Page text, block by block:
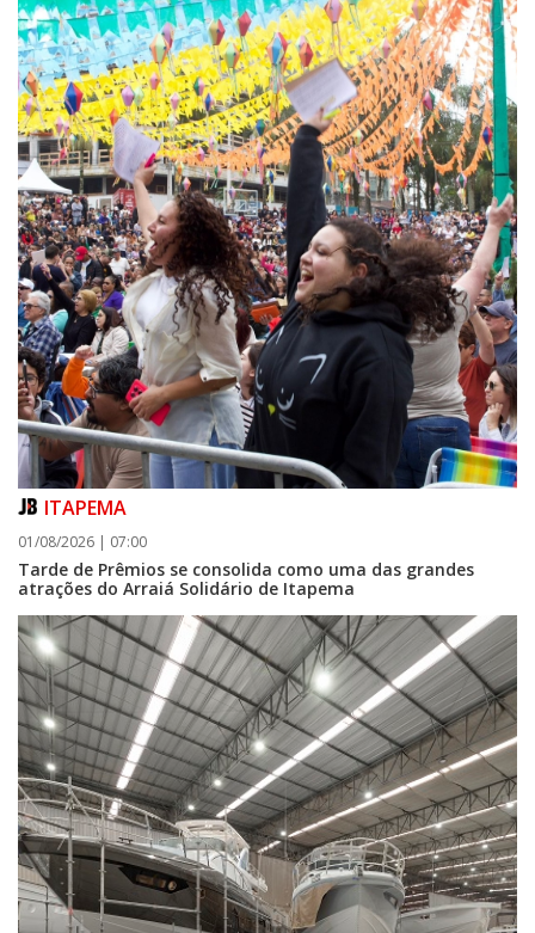
06/08/2026 | 07:00
Camboriú inicia obra que ampliará conexão entre vias e reforçará
mobilidade urbana
PORTO BELO
06/08/2026 | 07:00
Porto Belo abre inscrições para entidades da sociedade civil participarem
da composição do Conselho Municipal da Habitação
ITAPEMA
01/08/2026 | 07:00
Tarde de Prêmios se consolida como uma das grandes
atrações do Arraiá Solidário de Itapema